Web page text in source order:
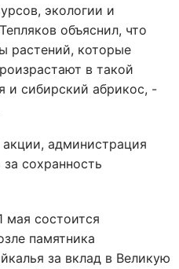
экологии и
объяснил, что
растений, которые
в такой
и сибирский абрикос, -
администрация
сохранность
мая состоится
памятника
за вклад в Великую